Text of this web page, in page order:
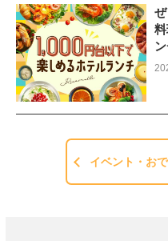
イベント・お